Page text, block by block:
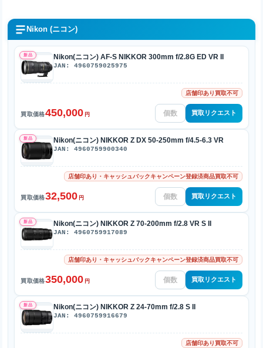
Nikon (ニコン)
新品 Nikon(ニコン) AF-S NIKKOR 300mm f/2.8G ED VR II
JAN: 4960759025975
店舗印あり買取不可
買取価格450,000 円 買取リクエスト
新品 Nikon(ニコン) NIKKOR Z DX 50-250mm f/4.5-6.3 VR
JAN: 4960759900340
店舗印あり・キャッシュバックキャンペーン登録済商品買取不可
買取価格32,500 円 買取リクエスト
新品 Nikon(ニコン) NIKKOR Z 70-200mm f/2.8 VR S II
JAN: 4960759917089
店舗印あり・キャッシュバックキャンペーン登録済商品買取不可
買取価格350,000 円 買取リクエスト
新品 Nikon(ニコン) NIKKOR Z 24-70mm f/2.8 S II
JAN: 4960759916679
店舗印あり買取不可